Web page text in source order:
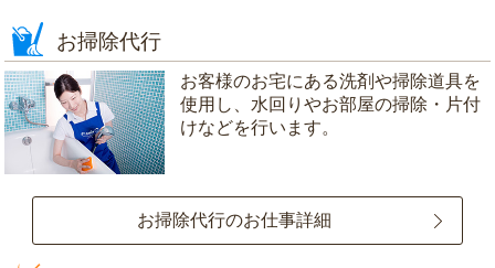
お掃除代行
お客様のお宅にある洗剤や掃除道具を
使用し、水回りやお部屋の掃除・片付
けなどを行います。
お掃除代行のお仕事詳細